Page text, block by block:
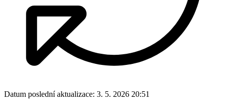
Datum poslední aktualizace: 3. 5. 2026 20:51